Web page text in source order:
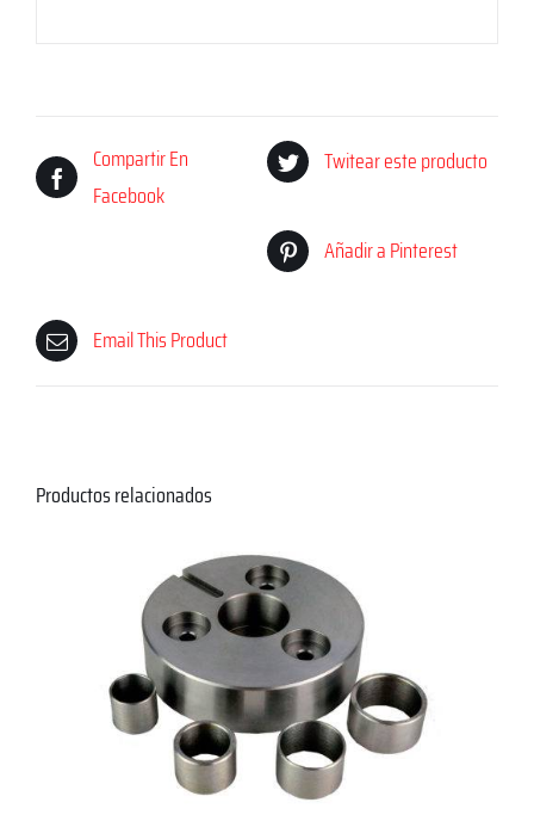
Compartir En
Facebook
Twitear este producto
Añadir a Pinterest
Email This Product
Productos relacionados